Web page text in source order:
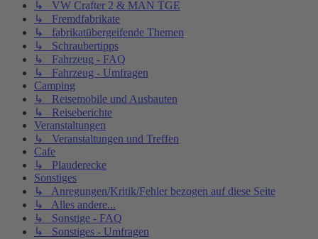
↳ VW Crafter 2 & MAN TGE
↳ Fremdfabrikate
↳ fabrikatübergeifende Themen
↳ Schraubertipps
↳ Fahrzeug - FAQ
↳ Fahrzeug - Umfragen
Camping
↳ Reisemobile und Ausbauten
↳ Reiseberichte
Veranstaltungen
↳ Veranstaltungen und Treffen
Cafe
↳ Plauderecke
Sonstiges
↳ Anregungen/Kritik/Fehler bezogen auf diese Seite
↳ Alles andere...
↳ Sonstige - FAQ
↳ Sonstiges - Umfragen